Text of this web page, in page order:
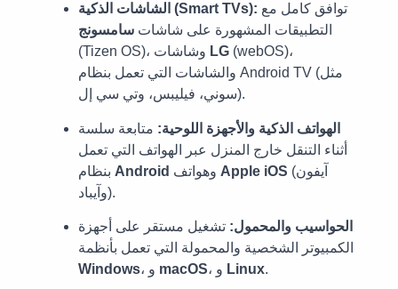
الشاشات الذكية (Smart TVs):
التطبيقات المشهورة على شاشات سامسونج
LG (webOS)،
والشاشات التي تعمل بنظام Android TV (مثل
سوني، فيليبس، وتي سي إل).
الهواتف الذكية والأجهزة اللوحية: متابعة سلسة
أثناء التنقل خارج المنزل عبر الهواتف التي تعمل
Android Apple iOS (آيفون
وآيباد).
الحواسيب والمحمول: تشغيل مستقر على أجهزة
الكمبيوتر الشخصية والمحمولة التي تعمل بأنظمة
Windows
macOS Linux.